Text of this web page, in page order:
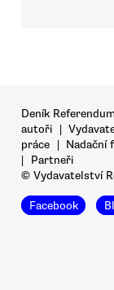
Deník
autoři |
práce | Nadační
|
Partneři
© Vydavatelství
Facebook